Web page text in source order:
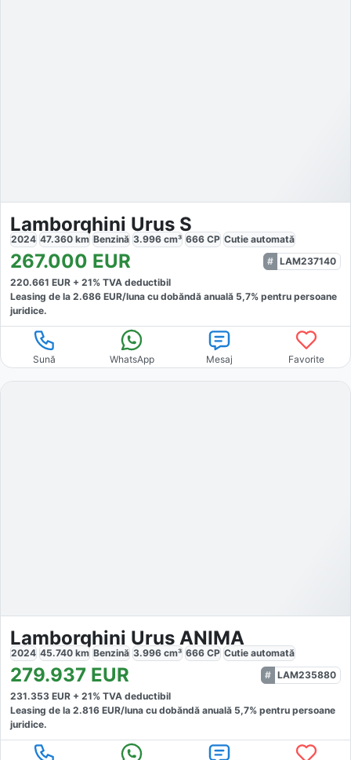
Lamborghini Urus S
2024 47.360 km Benzină 3.996 cm³ 666 CP Cutie automată
267.000 EUR
LAM237140
220.661 EUR + 21% TVA deductibil
Leasing de la 2.686 EUR/luna cu dobăndă anuală 5,7% pentru persoane
juridice.
Sună WhatsApp Mesaj Favorite
Lamborghini Urus ANIMA
2024 45.740 km Benzină 3.996 cm³ 666 CP Cutie automată
279.937 EUR
LAM235880
231.353 EUR + 21% TVA deductibil
Leasing de la 2.816 EUR/luna cu dobăndă anuală 5,7% pentru persoane
juridice.